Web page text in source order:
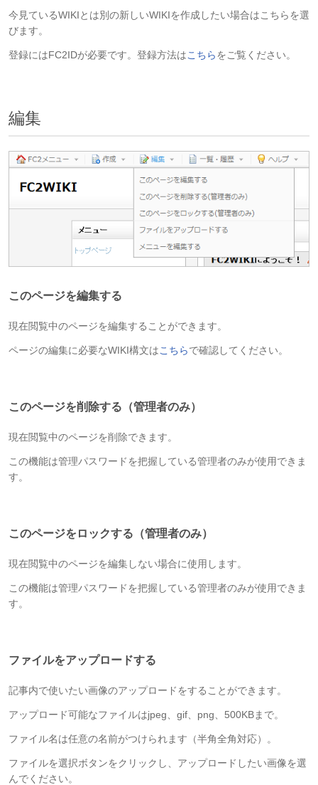
今見ているWIKIとは別の新しいWIKIを作成したい場合はこちらを選
びます。
登録にはFC2IDが必要です。登録方法はこちらをご覧ください。
編集
このページを編集する
現在閲覧中のページを編集することができます。
ページの編集に必要なWIKI構文はこちらで確認してください。
このページを削除する（管理者のみ）
現在閲覧中のページを削除できます。
この機能は管理パスワードを把握している管理者のみが使用できま
す。
このページをロックする（管理者のみ）
現在閲覧中のページを編集しない場合に使用します。
この機能は管理パスワードを把握している管理者のみが使用できま
す。
ファイルをアップロードする
記事内で使いたい画像のアップロードをすることができます。
アップロード可能なファイルはjpeg、gif、png、500KBまで。
ファイル名は任意の名前がつけられます（半角全角対応）。
ファイルを選択ボタンをクリックし、アップロードしたい画像を選
んでください。